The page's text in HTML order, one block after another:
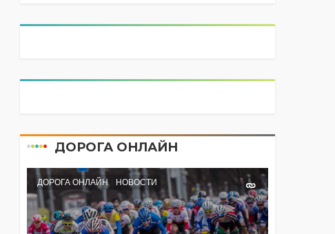
ДОРОГА ОНЛАЙН
ДОРОГА ОНЛАЙН НОВОСТИ